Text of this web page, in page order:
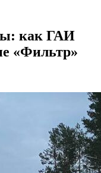
как ГАИ
«Фильтр»